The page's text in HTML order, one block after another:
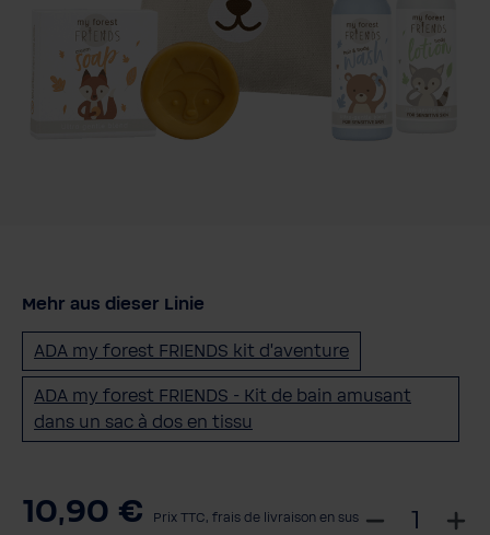
Mehr aus dieser Linie
ADA my forest FRIENDS kit d'aventure
ADA my forest FRIENDS - Kit de bain amusant
dans un sac à dos en tissu
10,90 € Prix TTC, frais de livraison en sus